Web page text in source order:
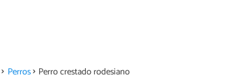
Perros Perro crestado rodesiano